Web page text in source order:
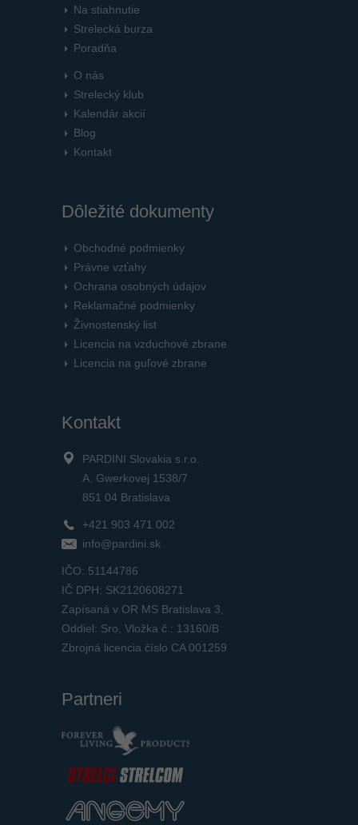
Na stiahnutie
Strelecká burza
Poradňa
O nás
Strelecký klub
Kalendár akcií
Blog
Kontakt
Dôležité dokumenty
Obchodné podmienky
Právne vzťahy
Ochrana osobných údajov
Reklamačné podmienky
Živnostenský list
Licencia na vzduchové zbrane
Licencia na guľové zbrane
Kontakt
PARDINI Slovakia s.r.o.
A. Gwerkovej 1538/7
851 04 Bratislava
+421 903 471 002
info@pardini.sk
IČO: 51144786
IČ DPH: SK2120608271
Zapísaná v OR MS Bratislava 3,
Oddiel: Sro, Vložka č.: 13160/B
Zbrojná licencia číslo CA 001259
Partneri